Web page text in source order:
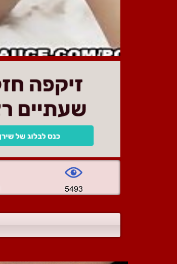
5493